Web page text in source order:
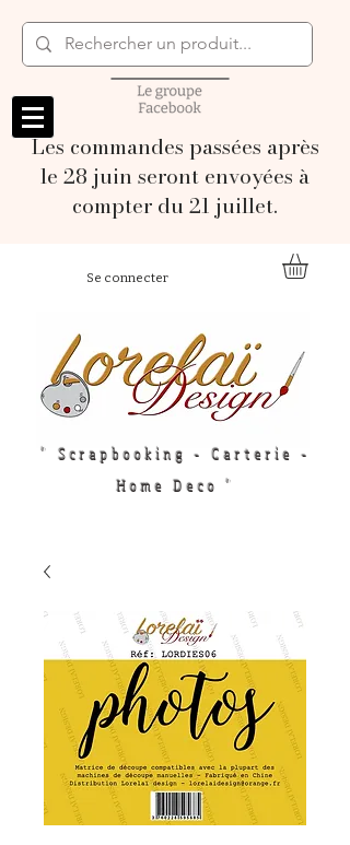
Les commandes passées après
le 28 juin seront envoyées à
compter du 21 juillet.
Se connecter
" Scrapbooking - Carterie -
Home Deco "